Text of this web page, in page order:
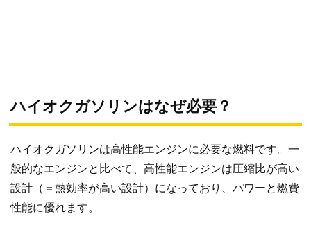
ハイオクガソリンはなぜ必要？
ハイオクガソリンは高性能エンジンに必要な燃料です。一
般的なエンジンと比べて、高性能エンジンは圧縮比が高い
設計（＝熱効率が高い設計）になっており、パワーと燃費
性能に優れます。